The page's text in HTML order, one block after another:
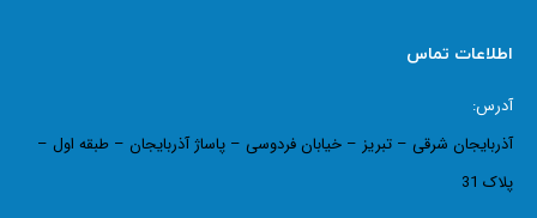
اطلاعات تماس
آدرس:
آذربایجان شرقی – تبریز – خیابان فردوسی – پاساژ آذربایجان – طبقه اول –
پلاک 31